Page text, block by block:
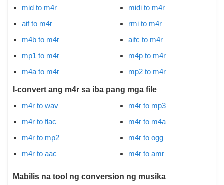
mid to m4r
aif to m4r
m4b to m4r
mp1 to m4r
m4a to m4r
midi to m4r
rmi to m4r
aifc to m4r
m4p to m4r
mp2 to m4r
I-convert ang m4r sa iba pang mga file
m4r to wav
m4r to flac
m4r to mp2
m4r to aac
m4r to mp3
m4r to m4a
m4r to ogg
m4r to amr
Mabilis na tool ng conversion ng musika